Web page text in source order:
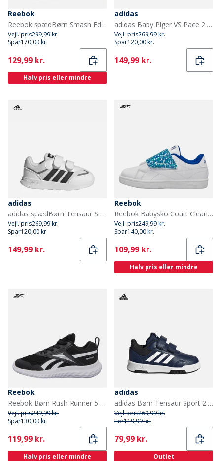
Reebok
Reebok spædBørn Smash Edge Velcro Træningssko Sort/Hvid/Gum
Vejl. pris299,99 kr.
Spar170,00 kr.
Current
129,99 kr.
Halv pris eller mindre
adidas
adidas Baby Piger VS Pace 2.0 Velcro Træningssko Pink Fusion/Cloud White/Clear Pink
Vejl. pris269,99 kr.
Spar120,00 kr.
Current
149,99 kr.
adidas
adidas spædBørn Tensaur Switch Velcro Træningssko Cloud White/Core Black/Grey Four
Vejl. pris269,99 kr.
Spar120,00 kr.
Current
149,99 kr.
Reebok
Reebok Babysko Court Clean Velcro Træningssko Hvid/Vector Blue/Vector Blue
Vejl. pris249,99 kr.
Spar140,00 kr.
Current
109,99 kr.
Halv pris eller mindre
Reebok
Reebok Børn Rush Runner 5 Elastiksnørebånd Neutrale Løbesko Sort/Sort/Hvid
Vejl. pris249,99 kr.
Spar130,00 kr.
Current
119,99 kr.
Halv pris eller mindre
adidas
adidas Børn Tensaur Sport 2.0 Træningssko Dark Blue/Footwear White/Core Black
Vejl. pris269,99 kr.
Før119,99 kr.
Current
79,99 kr.
Outlet